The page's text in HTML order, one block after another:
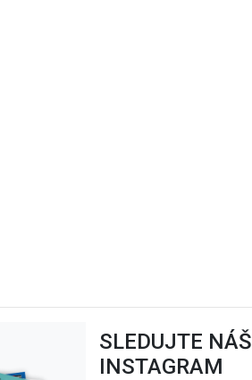
SLEDUJTE NÁŠ
INSTAGRAM